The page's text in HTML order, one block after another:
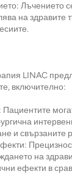
Лъчението
на здравите
LINAC
включително:
и свързаните
на
ефекти в